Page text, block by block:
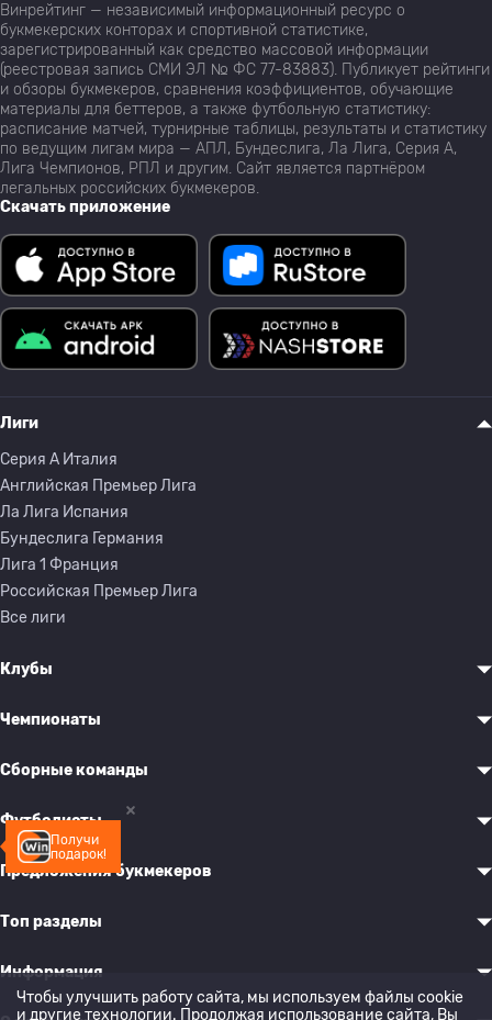
Получи
подарок!
Винрейтинг — независимый информационный ресурс о
букмекерских конторах и спортивной статистике,
зарегистрированный как средство массовой информации
(реестровая запись СМИ ЭЛ № ФС 77-83883). Публикует рейтинги
и обзоры букмекеров, сравнения коэффициентов, обучающие
материалы для беттеров, а также футбольную статистику:
расписание матчей, турнирные таблицы, результаты и статистику
по ведущим лигам мира — АПЛ, Бундеслига, Ла Лига, Серия А,
Лига Чемпионов, РПЛ и другим. Сайт является партнёром
легальных российских букмекеров.
Скачать приложение
Лиги
Серия A Италия
Английская Премьер Лига
Ла Лига Испания
Бундеслига Германия
Лига 1 Франция
Российская Премьер Лига
Все лиги
Клубы
Чемпионаты
Сборные команды
Футболисты
Предложения букмекеров
Топ разделы
Информация
Чтобы улучшить работу сайта, мы используем файлы cookie
и другие технологии. Продолжая использование сайта, Вы